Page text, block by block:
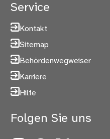
Service
Kontakt
Sitemap
Behördenwegweiser
Karriere
Hilfe
Folgen Sie uns